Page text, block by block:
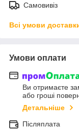
Самовивіз
Всі умови
Умови оплати
Ви отримаєте
або гроші
Детальніше
Післяплата